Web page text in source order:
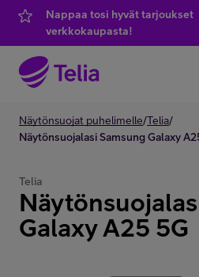
Nappaa tosi hyvät tarjoukset
verkkokaupasta!
YKSITYISILLE YRITYKSILLE
Kauppa
Näytönsuojat puhelimelle/Telia/
Näytönsuojalasi Samsung Galaxy
Telia
Galaxy A25 5G